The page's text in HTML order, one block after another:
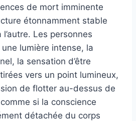
de mort imminente
étonnamment stable
l’autre. Les personnes
lumière intense, la
la sensation d’être
vers un point lumineux,
de flotter au-dessus de
si la conscience
détachée du corps